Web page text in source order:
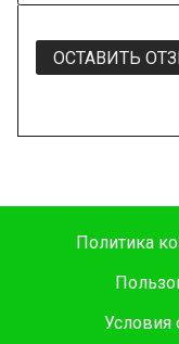
ОСТАВИТЬ
Политика
Условия